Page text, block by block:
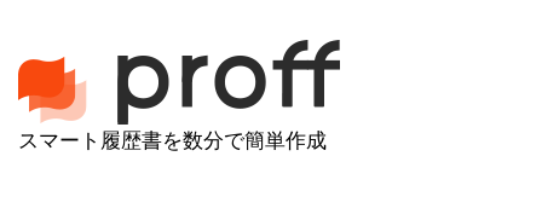
スマート履歴書を数分で簡単作成